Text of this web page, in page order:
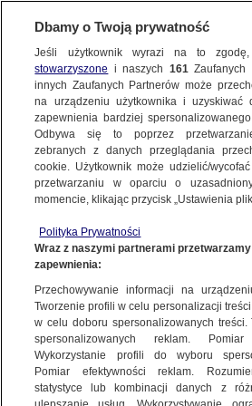
POZNAŃ
Odtworzyli ostatnie chwile
Tylman. Od wyjścia z
śmierci
2.12.2015, 11:30
Udostępnij
Dbamy o Twoją prywatność
Jeśli użytkownik wyrazi na to
stowarzyszone i naszych 161Zaufanych
innych Zaufanych Partnerów może
na urządzeniu użytkownika i
zapewnienia bardziej
Odbywa się to poprzez
zebranych z danych przeglądania
cookie. Użytkownik może udzielić/
przetwarzaniu w oparciu o
momencie, klikając przycisk „Ustawienia
Polityka Prywatności
Wraz z naszymi partnerami
zapewnienia:
Przechowywanie informacji na
Tworzenie profili w celu personalizacji
w celu doboru spersonalizowanych
spersonalizowanych reklam.
Wykorzystanie profili do wyboru
Pomiar efektywności reklam.
statystyce lub kombinacji danych z